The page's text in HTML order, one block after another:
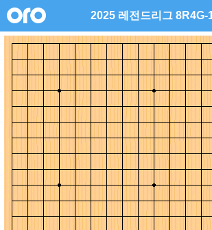
2025 레전드리그 8R4G-